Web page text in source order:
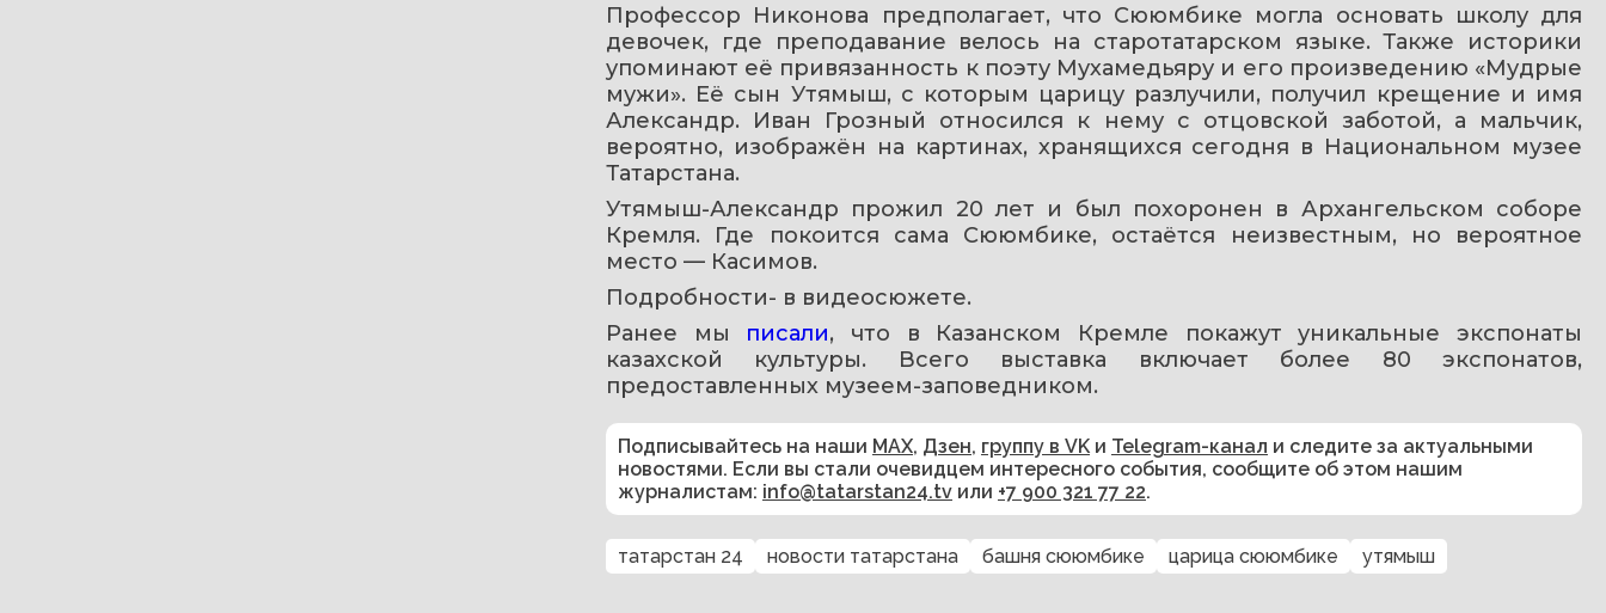
Профессор Никонова предполагает, что Сююмбике могла основать школу для
девочек, где преподавание велось на старотатарском языке. Также историки
упоминают её привязанность к поэту Мухамедьяру и его произведению «Мудрые
мужи». Её сын Утямыш, с которым царицу разлучили, получил крещение и имя
Александр. Иван Грозный относился к нему с отцовской заботой, а мальчик,
вероятно, изображён на картинах, хранящихся сегодня в Национальном музее
Татарстана.
Утямыш-Александр прожил 20 лет и был похоронен в Архангельском соборе
Кремля. Где покоится сама Сююмбике, остаётся неизвестным, но вероятное
место — Касимов.
Подробности- в видеосюжете.
Ранее мы писали, что в Казанском Кремле покажут уникальные экспонаты
казахской культуры. Всего выставка включает более 80 экспонатов,
предоставленных музеем-заповедником.
Подписывайтесь на наши MAX, Дзен, группу в VK и Telegram-канал и следите за актуальными
новостями. Если вы стали очевидцем интересного события, сообщите об этом нашим
журналистам: info@tatarstan24.tv или +7 900 321 77 22.
татарстан 24 новости татарстана башня сююмбике царица сююмбике утямыш